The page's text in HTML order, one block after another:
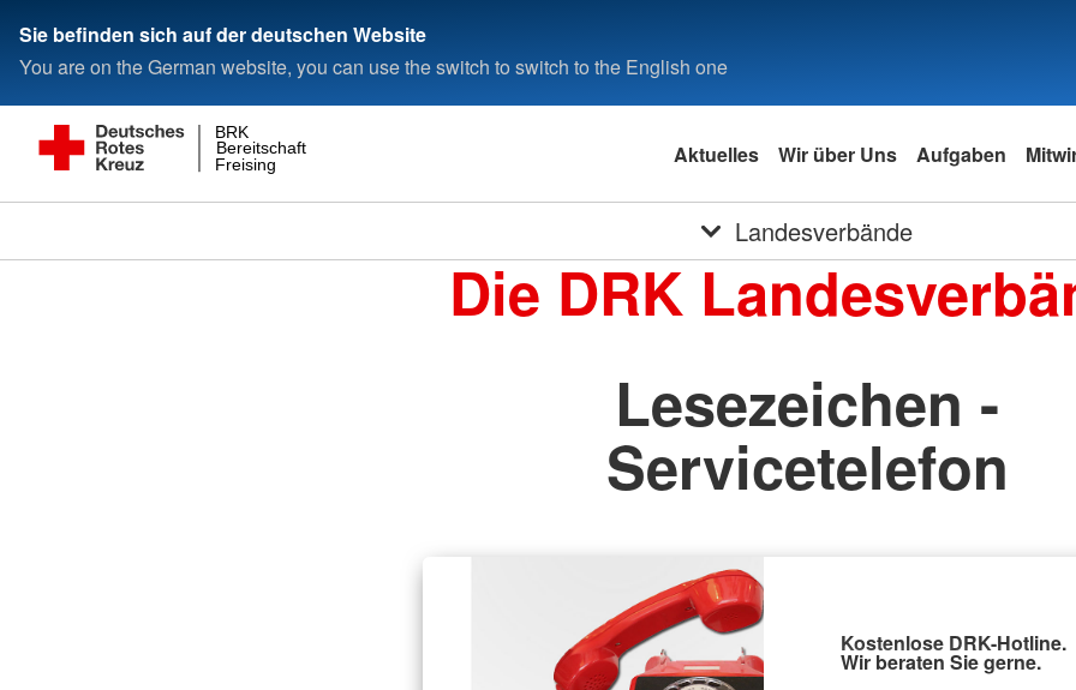
Sie befinden sich auf der deutschen Website
You are on the German website, you can use the switch to switch to the English one
Freising
Bereitschaft
BRK
Aktuelles Wir über Uns Aufgaben
Landesverbände
Die DRK
Lesezeichen -
Servicetelefon
Kostenlose DRK-Hotline.
Wir beraten Sie gerne.